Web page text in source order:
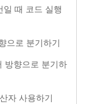
일 때 코드 실행
으로 분기하기
방향으로 분기하
자 사용하기